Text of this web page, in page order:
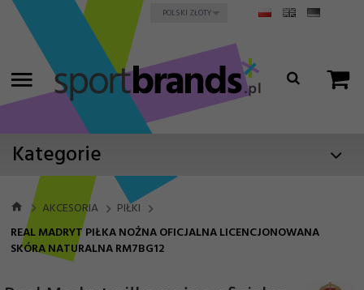
currency_h
POLSKI ZŁOTY
Kategorie
AKCESORIA
PIŁKI
REAL MADRYT PIŁKA NOŻNA OFICJALNA LICENCJONOWANA
SKÓRA NATURALNA RM7BG12